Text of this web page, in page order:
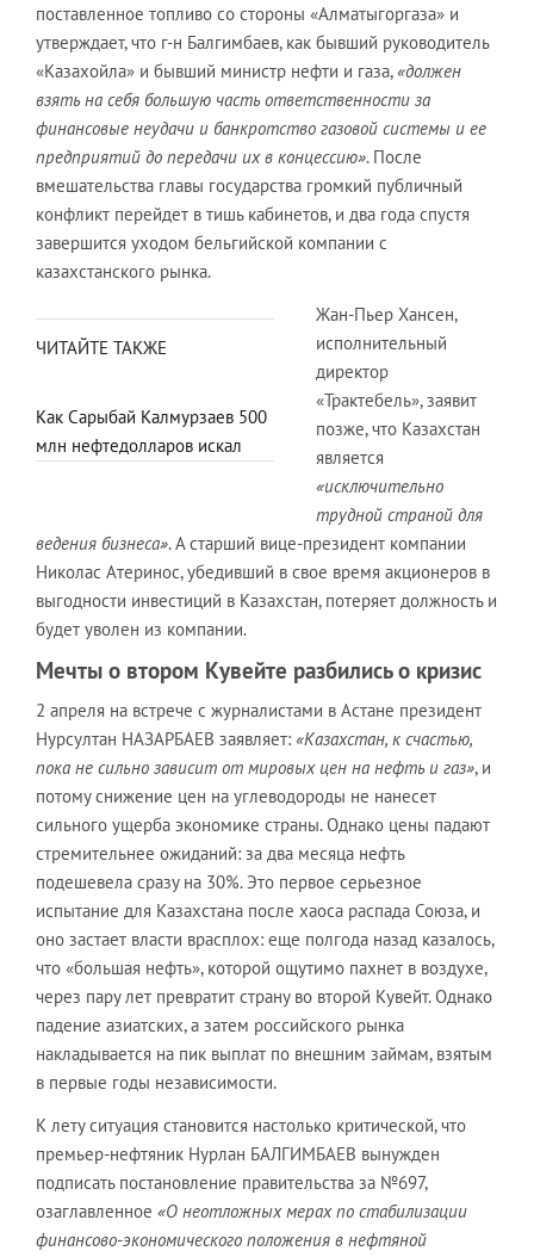
поставленное топливо со стороны «Алматыгоргаза» и
утверждает, что г-н Балгимбаев, как бывший руководитель
«Казахойла» и бывший министр нефти и газа,«должен
взять на себя большую часть ответственности за
финансовые неудачи и банкротство газовой системы и ее
предприятий до передачи их в концессию». После
вмешательства главы государства громкий публичный
конфликт перейдет в тишь кабинетов, и два года спустя
завершится уходом бельгийской компании с
казахстанского рынка.
ЧИТАЙТЕ ТАКЖЕ
Как Сарыбай Калмурзаев 500
млн нефтедолларов искал
Жан-Пьер Хансен,
исполнительный
директор
«Трактебель», заявит
позже, что Казахстан
является
«исключительно
трудной страной для
ведения бизнеса». А старший вице-президент компании
Николас Атеринос, убедивший в свое время акционеров в
выгодности инвестиций в Казахстан, потеряет должность и
будет уволен из компании.
Мечты о втором Кувейте разбились о кризис
2 апреля на встрече с журналистами в Астане президент
Нурсултан НАЗАРБАЕВ заявляет: «Казахстан, к счастью,
пока не сильно зависит от мировых цен на нефть и газ», и
потому снижение цен на углеводороды не нанесет
сильного ущерба экономике страны. Однако цены падают
стремительнее ожиданий: за два месяца нефть
подешевела сразу на 30%. Это первое серьезное
испытание для Казахстана после хаоса распада Союза, и
оно застает власти врасплох: еще полгода назад казалось,
что «большая нефть», которой ощутимо пахнет в воздухе,
через пару лет превратит страну во второй Кувейт. Однако
падение азиатских, а затем российского рынка
накладывается на пик выплат по внешним займам, взятым
в первые годы независимости.
К лету ситуация становится настолько критической, что
премьер-нефтяник Нурлан БАЛГИМБАЕВ вынужден
подписать постановление правительства за №697,
озаглавленное «О неотложных мерах по стабилизации
финансово-экономического положения в нефтяной